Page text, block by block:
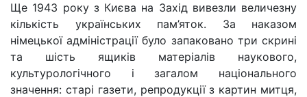
Ще 1943 року з Києва на Захід вивезли величезну
кількість українських пам’яток. За наказом
німецької адміністрації було запаковано три скрині
та шість ящиків матеріалів наукового,
культурологічного і загалом національного
значення: старі газети, репродукції з картин митця,